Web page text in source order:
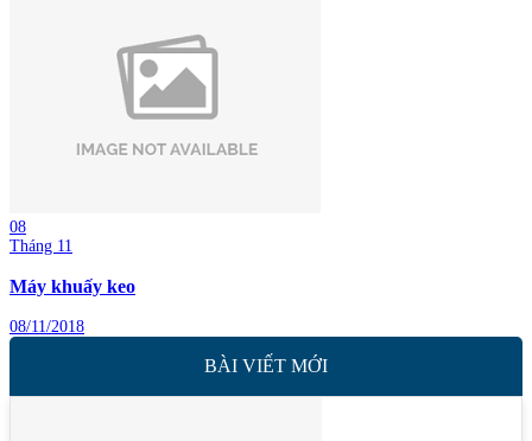
08
Tháng 11
Máy khuấy keo
08/11/2018
BÀI VIẾT MỚI